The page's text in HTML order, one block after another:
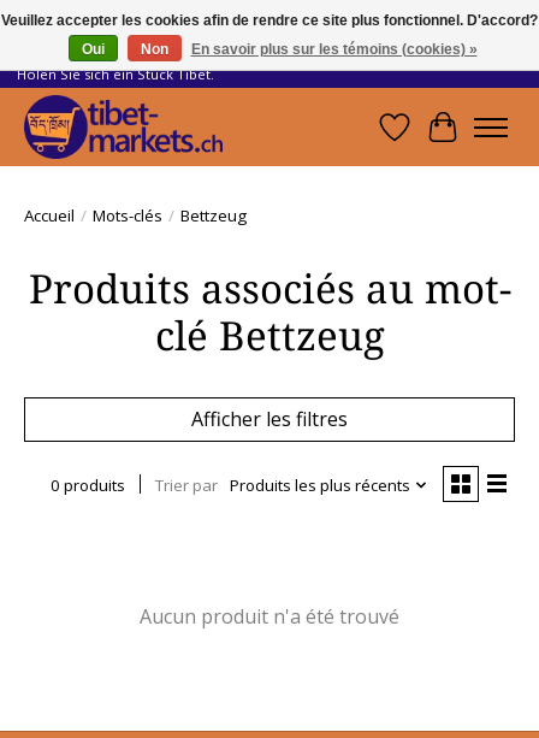
Handwerkskunst vom Dach der Welt.
Holen Sie sich ein Stück Tibet.
Liste dePanier
Accueil / Mots-clés / Bettzeug
Produits associés au mot-
clé Bettzeug
Afficher les filtres
0 produits Trier par Produits les plus récents
Aucun produit n'a été trouvé
Veuillez accepter les cookies afin de rendre ce site plus fonctionnel. D'accord?
Oui
Non En savoir plus sur les témoins (cookies) »